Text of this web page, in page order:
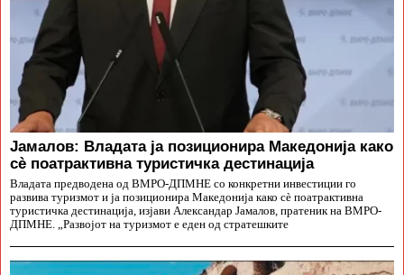
Јамалов: Владата ја позиционира Македонија како
сè поатрактивна туристичка дестинација
Владата предводена од ВМРО-ДПМНЕ со конкретни инвестиции го
развива туризмот и ја позиционира Македонија како сè поатрактивна
туристичка дестинација, изјави Александар Јамалов, пратеник на ВМРО-
ДПМНЕ. „Развојот на туризмот е еден од стратешките